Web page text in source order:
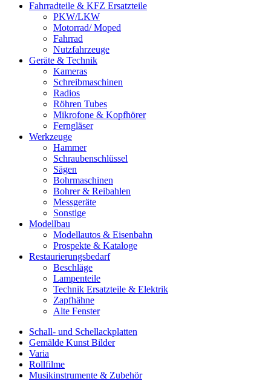
Fahrradteile & KFZ Ersatzteile
PKW/LKW
Motorrad/ Moped
Fahrrad
Nutzfahrzeuge
Geräte & Technik
Kameras
Schreibmaschinen
Radios
Röhren Tubes
Mikrofone & Kopfhörer
Ferngläser
Werkzeuge
Hammer
Schraubenschlüssel
Sägen
Bohrmaschinen
Bohrer & Reibahlen
Messgeräte
Sonstige
Modellbau
Modellautos & Eisenbahn
Prospekte & Kataloge
Restaurierungsbedarf
Beschläge
Lampenteile
Technik Ersatzteile & Elektrik
Zapfhähne
Alte Fenster
Schall- und Schellackplatten
Gemälde Kunst Bilder
Varia
Rollfilme
Musikinstrumente & Zubehör